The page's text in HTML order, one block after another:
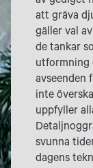
att gräva
gäller val
de tankar
utformning
avseenden
inte
uppfyller
svunna
dagens